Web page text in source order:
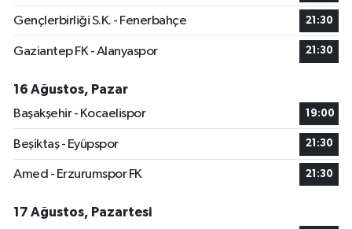
Gençlerbirliği S.K. - Fenerbahçe 21:30
Gaziantep FK - Alanyaspor 21:30
16 Ağustos, Pazar
Başakşehir - Kocaelispor
19:00
Beşiktaş - Eyüpspor 21:30
Amed - Erzurumspor FK 21:30
17 Ağustos, Pazartesi